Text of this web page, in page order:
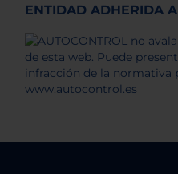
ENTIDAD ADHERIDA A